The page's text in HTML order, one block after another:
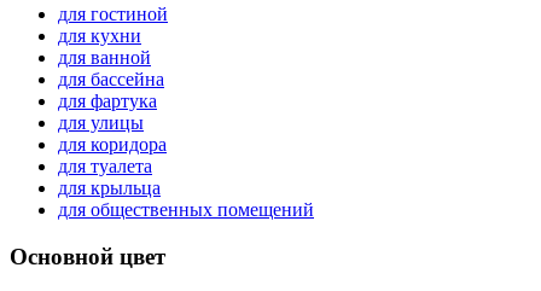
для гостиной
для кухни
для ванной
для бассейна
для фартука
для улицы
для коридора
для туалета
для крыльца
для общественных помещений
Основной цвет